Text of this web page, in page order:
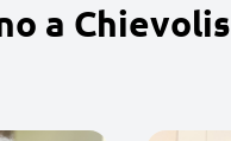
a Chievolis